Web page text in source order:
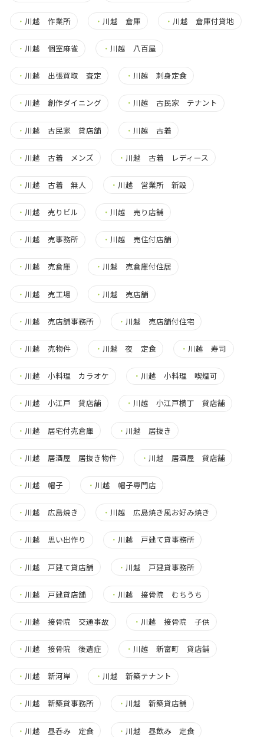
・ 川越 作業所 ・ 川越 倉庫 ・ 川越 倉庫付貸地
・ 川越 個室麻雀 ・ 川越 八百屋
・ 川越 出張買取 査定 ・ 川越 刺身定食
・ 川越 創作ダイニング ・ 川越 古民家 テナント
・ 川越 古民家 貸店舗 ・ 川越 古着
・ 川越 古着 メンズ ・ 川越 古着 レディース
・ 川越 古着 無人 ・ 川越 営業所 新設
・ 川越 売りビル ・ 川越 売り店舗
・ 川越 売事務所 ・ 川越 売住付店舗
・ 川越 売倉庫 ・ 川越 売倉庫付住居
・ 川越 売工場 ・ 川越 売店舗
・ 川越 売店舗事務所 ・ 川越 売店舗付住宅
・ 川越 売物件 ・ 川越 夜 定食 ・ 川越 寿司
・ 川越 小料理 カラオケ ・ 川越 小料理 喫煙可
・ 川越 小江戸 貸店舗 ・ 川越 小江戸横丁 貸店舗
・ 川越 居宅付売倉庫 ・ 川越 居抜き
・ 川越 居酒屋 居抜き物件 ・ 川越 居酒屋 貸店舗
・ 川越 帽子 ・ 川越 帽子専門店
・ 川越 広島焼き ・ 川越 広島焼き風お好み焼き
・ 川越 思い出作り ・ 川越 戸建て貸事務所
・ 川越 戸建て貸店舗 ・ 川越 戸建貸事務所
・ 川越 戸建貸店舗 ・ 川越 接骨院 むちうち
・ 川越 接骨院 交通事故 ・ 川越 接骨院 子供
・ 川越 接骨院 後遺症 ・ 川越 新富町 貸店舗
・ 川越 新河岸 ・ 川越 新築テナント
・ 川越 新築貸事務所 ・ 川越 新築貸店舗
・ 川越 昼呑み 定食 ・ 川越 昼飲み 定食